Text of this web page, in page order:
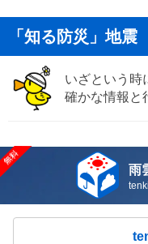
「知る防災」地震
いざという時
確かな情報と
雨